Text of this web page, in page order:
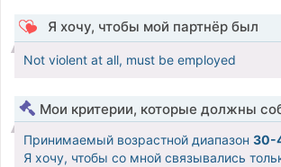
Я хочу, чтобы мой партнёр был
Not violent at all, must be employed
Мои критерии, которые должны
Принимаемый возрастной диапазон 30-
Я хочу, чтобы со мной связывались